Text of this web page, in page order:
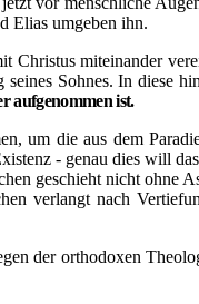
Elias umgeben ihn.
Christus miteinander
Sohnes. In diese
aufgenommen ist.
um die aus dem
- genau dies will
geschieht nicht ohne
verlangt nach
der orthodoxen